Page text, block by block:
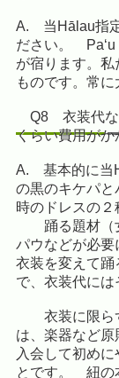
A. 当Hālau指定
ださい。 Pa‘u
が宿ります。
ものです。常
Q8 衣装代な
くらい費用が
A. 基本的に当
の黒のキケパと
時のドレスの
踊る題材（女
パウなどが必要
衣装を変えて
で、衣装代には
衣装に限らず
は、楽器など
入会して初め
とです。 紐の